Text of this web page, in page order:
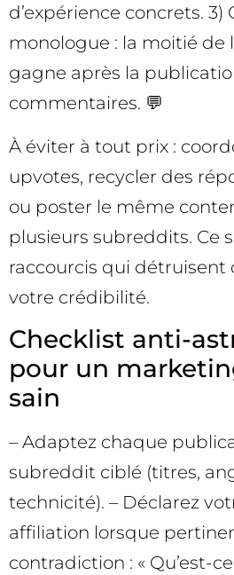
d’expérience concrets. 3)
monologue : la moitié de
gagne après la
commentaires. 💬
À éviter à tout prix :
upvotes, recycler des
ou poster le même
plusieurs subreddits. Ce
raccourcis qui
votre crédibilité.
Checklist anti-
pour un
sain
– Adaptez chaque
subreddit ciblé (titres,
technicité). – Déclarez
affiliation lorsque
contradiction : « Qu’est-